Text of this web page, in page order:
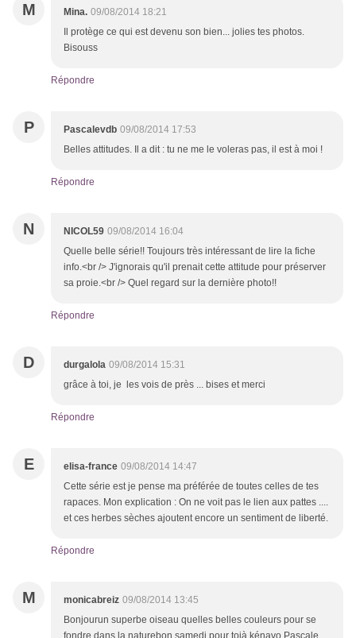
M Mina. 09/08/2014 18:21
Il protège ce qui est devenu son bien... jolies tes photos.
Bisouss
Répondre
P Pascalevdb 09/08/2014 17:53
Belles attitudes. Il a dit : tu ne me le voleras pas, il est à moi !
Répondre
N NICOL59 09/08/2014 16:04
Quelle belle série!! Toujours très intéressant de lire la fiche
info.<br /> J'ignorais qu'il prenait cette attitude pour préserver
sa proie.<br /> Quel regard sur la dernière photo!!
Répondre
D durgalola 09/08/2014 15:31
grâce à toi, je les vois de près ... bises et merci
Répondre
E elisa-france 09/08/2014 14:47
Cette série est je pense ma préférée de toutes celles de tes
rapaces. Mon explication : On ne voit pas le lien aux pattes ....
et ces herbes sèches ajoutent encore un sentiment de liberté.
Répondre
M monicabreiz 09/08/2014 13:45
Bonjourun superbe oiseau quelles belles couleurs pour se
fondre dans la naturebon samedi pour toià kénavo Pascale